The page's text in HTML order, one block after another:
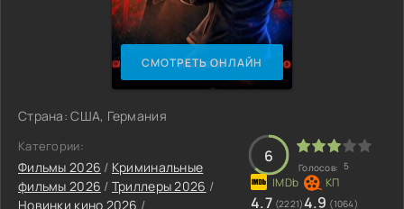
СМОТРЕТЬ ОНЛАЙН
Страна: США, Германия
Категории:
Фильмы 2026 / Криминальные
фильмы 2026 / Триллеры 2026 /
Новинки кино 2026 /
6
Голосов: 5
4.7 (2221)4.9 (1064)